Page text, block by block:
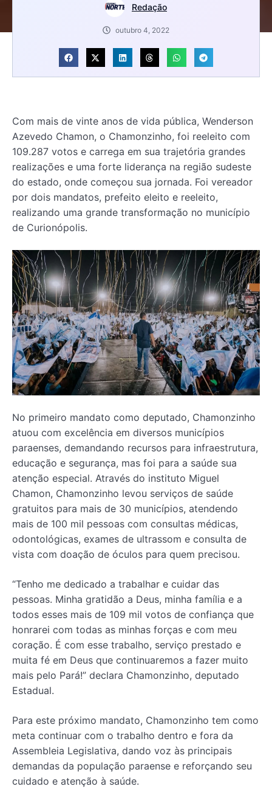
Redação
outubro 4, 2022
Com mais de vinte anos de vida pública, Wenderson
Azevedo Chamon, o Chamonzinho, foi reeleito com
109.287 votos e carrega em sua trajetória grandes
realizações e uma forte liderança na região sudeste
do estado, onde começou sua jornada. Foi vereador
por dois mandatos, prefeito eleito e reeleito,
realizando uma grande transformação no município
de Curionópolis.
No primeiro mandato como deputado, Chamonzinho
atuou com excelência em diversos municípios
paraenses, demandando recursos para infraestrutura,
educação e segurança, mas foi para a saúde sua
atenção especial. Através do instituto Miguel
Chamon, Chamonzinho levou serviços de saúde
gratuitos para mais de 30 municípios, atendendo
mais de 100 mil pessoas com consultas médicas,
odontológicas, exames de ultrassom e consulta de
vista com doação de óculos para quem precisou.
“Tenho me dedicado a trabalhar e cuidar das
pessoas. Minha gratidão a Deus, minha família e a
todos esses mais de 109 mil votos de confiança que
honrarei com todas as minhas forças e com meu
coração. É com esse trabalho, serviço prestado e
muita fé em Deus que continuaremos a fazer muito
mais pelo Pará!” declara Chamonzinho, deputado
Estadual.
Para este próximo mandato, Chamonzinho tem como
meta continuar com o trabalho dentro e fora da
Assembleia Legislativa, dando voz às principais
demandas da população paraense e reforçando seu
cuidado e atenção à saúde.